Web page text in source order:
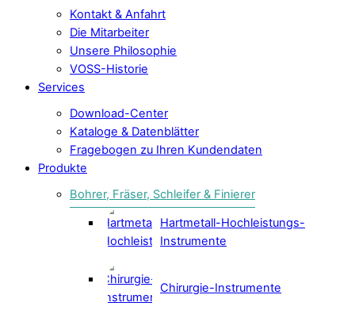
Kontakt & Anfahrt
Die Mitarbeiter
Unsere Philosophie
VOSS-Historie
Services
Download-Center
Kataloge & Datenblätter
Fragebogen zu Ihren Kundendaten
Produkte
Bohrer, Fräser, Schleifer & Finierer
Hartmetall-Hochleistungs-
Instrumente
Chirurgie-Instrumente